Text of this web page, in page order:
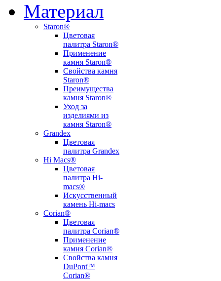
Материал
Staron®
Цветовая
палитра Staron®
Применение
камня Staron®
Свойства камня
Staron®
Преимущества
камня Staron®
Уход за
изделиями из
камня Staron®
Grandex
Цветовая
палитра Grandex
Hi Macs®
Цветовая
палитра Hi-
macs®
Искусственный
камень Hi-macs
Corian®
Цветовая
палитра Corian®
Применение
камня Corian®
Свойства камня
DuPont™
Corian®